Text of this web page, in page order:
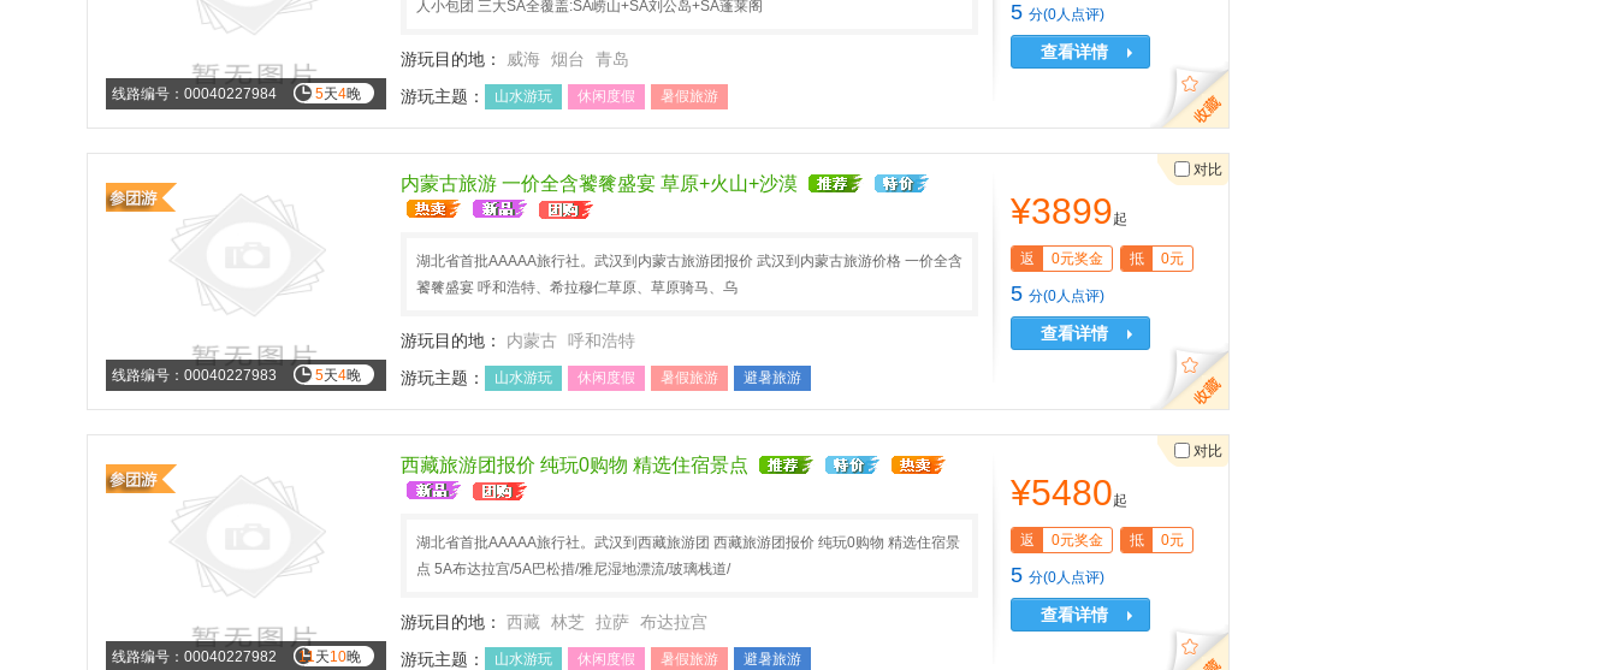
5天4晚
线路编号：00040227984
人小包团 三大SA全覆盖:SA崂山+SA刘公岛+SA蓬莱阁
游玩目的地： 威海 烟台
青岛
游玩主题：
山水游玩 休闲度假 暑假旅游
5 分(0人点评)
查看详情
5天4晚
线路编号：00040227983
内蒙古旅游 一价全含饕餮盛宴 草原+火山+沙漠
湖北省首批AAAAA旅行社。武汉到内蒙古旅游团报价 武汉到内蒙古旅游价格 一价全含
饕餮盛宴 呼和浩特、希拉穆仁草原、草原骑马、乌
游玩目的地： 内蒙古 呼和浩特
游玩主题：
山水游玩 休闲度假 暑假旅游 避暑旅游
¥3899起
返 0元奖金 抵 0元
5 分(0人点评)
查看详情
对比
11天10晚
线路编号：00040227982
西藏旅游团报价 纯玩0购物 精选住宿景点
湖北省首批AAAAA旅行社。武汉到西藏旅游团 西藏旅游团报价 纯玩0购物 精选住宿景
点 5A布达拉宫/5A巴松措/雅尼湿地漂流/玻璃栈道/
游玩目的地： 西藏 林芝 拉萨 布达拉宫
游玩主题：
山水游玩 休闲度假 暑假旅游 避暑旅游
¥5480起
返 0元奖金 抵 0元
5 分(0人点评)
查看详情
对比